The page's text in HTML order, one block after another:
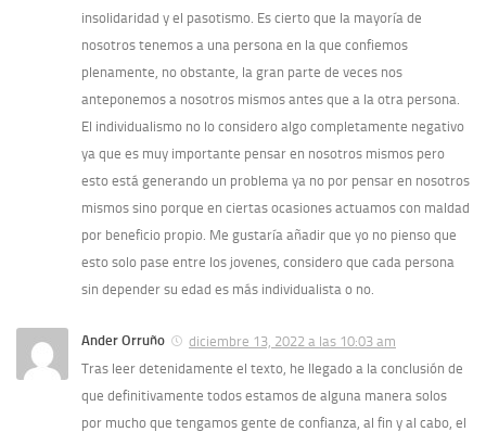
insolidaridad y el pasotismo. Es cierto que la mayoría de
nosotros tenemos a una persona en la que confiemos
plenamente, no obstante, la gran parte de veces nos
anteponemos a nosotros mismos antes que a la otra persona.
El individualismo no lo considero algo completamente negativo
ya que es muy importante pensar en nosotros mismos pero
esto está generando un problema ya no por pensar en nosotros
mismos sino porque en ciertas ocasiones actuamos con maldad
por beneficio propio. Me gustaría añadir que yo no pienso que
esto solo pase entre los jovenes, considero que cada persona
sin depender su edad es más individualista o no.
Ander Orruño
diciembre 13, 2022 a las 10:03 am
Tras leer detenidamente el texto, he llegado a la conclusión de
que definitivamente todos estamos de alguna manera solos
por mucho que tengamos gente de confianza, al fin y al cabo, el